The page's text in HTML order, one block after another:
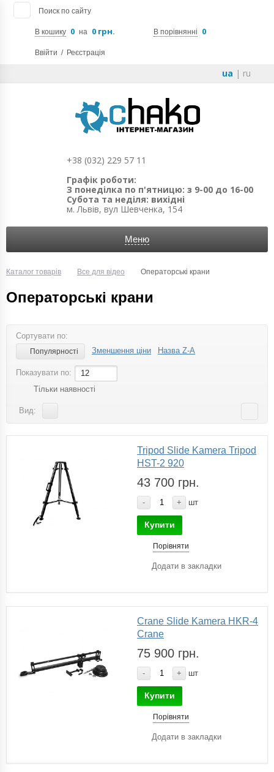
Поиск по сайту
В кошику 0 на 0 грн. В порівнянні 0
Ввійти / Реєстрація
ua | ru
+38 (032) 229 57 11
Графік роботи:
З понеділка по п'ятницю: з 9-00 до 16-00
Субота та неділя: вихідні
м. Львів, вул Шевченка, 154
Меню
Каталог товарів Все для відео Операторські крани
Операторські крани
Сортувати по:
Популярності Зменшення ціни Назва Z-A
Показувати по:
12
Тільки наявності
Вид:
Tripod Slide Kamera Tripod
HST-2 920
43 700 грн.
- + шт
Купити
Порівняти
Додати в закладки
Crane Slide Kamera HKR-4
Crane
75 900 грн.
- + шт
Купити
Порівняти
Додати в закладки